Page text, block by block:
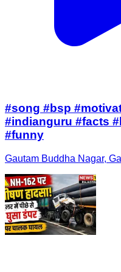
#song #bsp
#indianguru #facts
#funny
Gautam Buddha Nagar,